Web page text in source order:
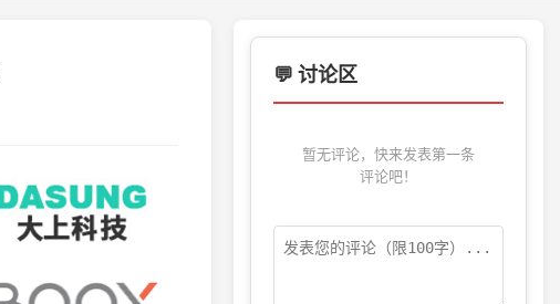
💬 讨论区
暂无评论，快来发表第一条
评论吧！